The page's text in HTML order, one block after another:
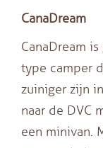
CanaDream
CanaDream
type camper
zuiniger zijn
naar de DVC
een minivan.